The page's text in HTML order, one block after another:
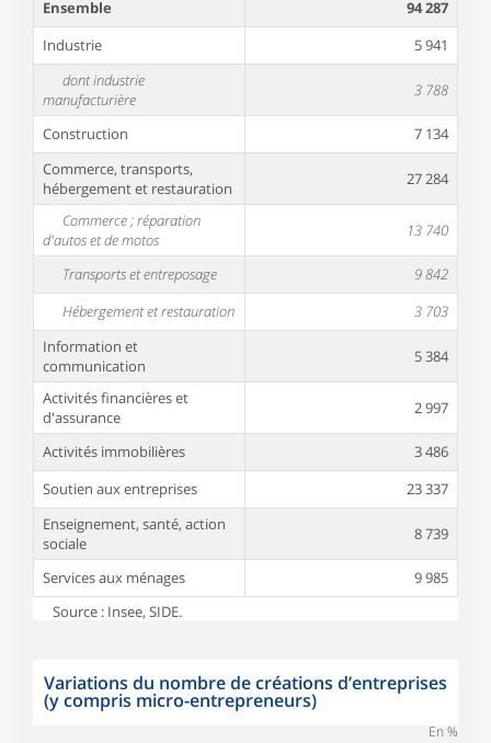
Ensemble
94 287
Industrie
5 941
dont industrie
manufacturière
3 788
Construction
7 134
Commerce, transports,
hébergement et restauration
27 284
Commerce ; réparation
d'autos et de motos
13 740
Transports et entreposage
9 842
Hébergement et restauration
3 703
Information et
communication
5 384
Activités financières et
d'assurance
2 997
Activités immobilières
3 486
Soutien aux entreprises
23 337
Enseignement, santé, action
sociale
8 739
Services aux ménages
9 985
Source : Insee, SIDE.
Variations du nombre de créations d’entreprises
(y compris micro-entrepreneurs)
En %